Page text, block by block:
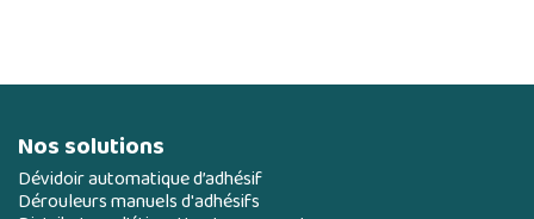
Nos solutions
Dévidoir automatique d’adhésif
Dérouleurs manuels d'adhésifs